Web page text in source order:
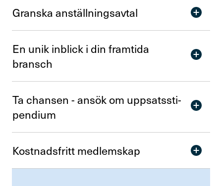
Om Finansförbundet
Kontakta oss
In English
Logga in
Granska anställ­nings­avtal
En unik inblick i din fram­tida
bransch
Ta chansen - ansök om uppsats­sti­
pen­dium
Kost­nads­fritt medlem­skap